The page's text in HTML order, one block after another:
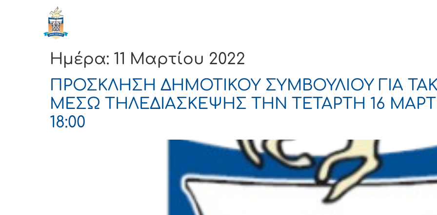
Ημέρα: 11 Μαρτίου 2022
ΠΡΟΣΚΛΗΣΗ ΔΗΜΟΤΙΚΟΥ ΣΥΜΒΟΥΛΙΟΥ ΓΙΑ
ΜΕΣΩ ΤΗΛΕΔΙΑΣΚΕΨΗΣ ΤΗΝ ΤΕΤΑΡΤΗ 16
18:00